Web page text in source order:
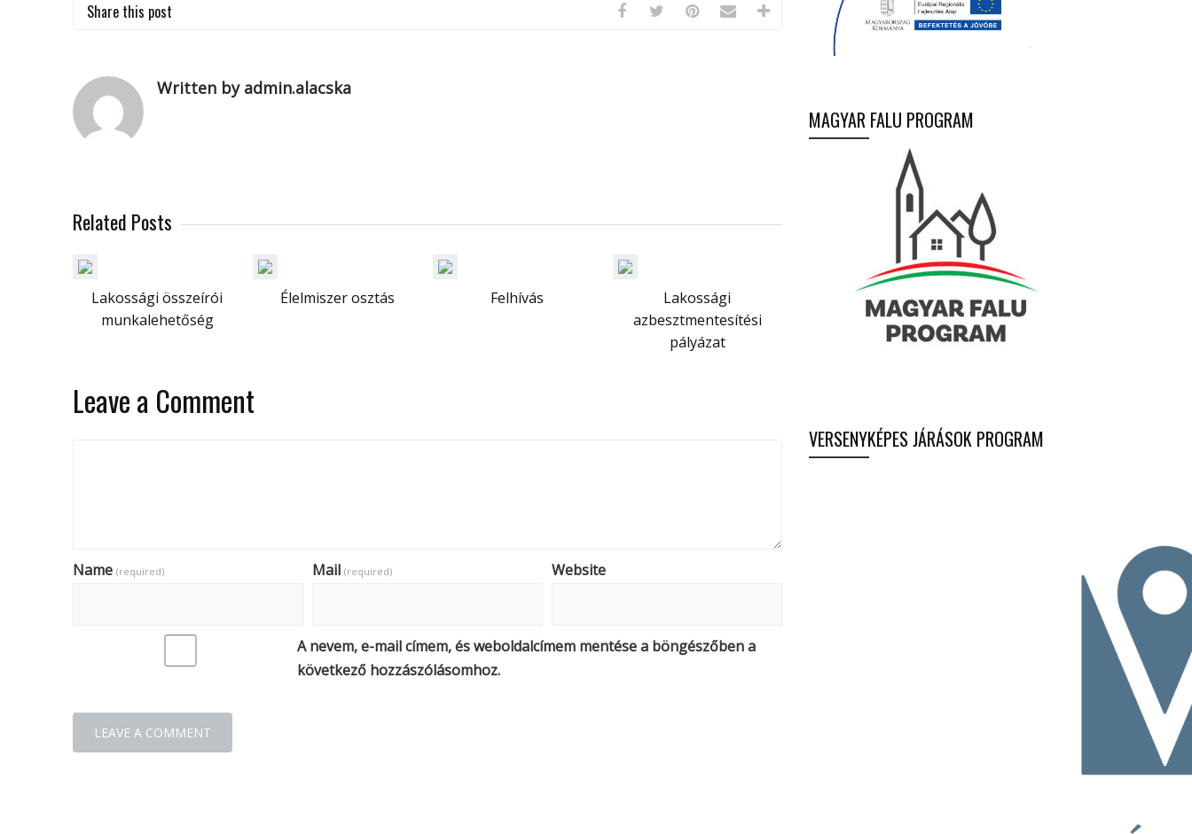
Share this post
Written by admin.alacska
Related Posts
Lakossági összeírói
munkalehetőség
Élelmiszer osztás Felhívás
Lakossági
azbesztmentesítési
pályázat
Leave a Comment
Name (required) Mail (required) Website
A nevem, e-mail címem, és weboldalcímem mentése a böngészőben a
következő hozzászólásomhoz.
MAGYAR FALU PROGRAM
VERSENYKÉPES JÁRÁSOK PROGRAM